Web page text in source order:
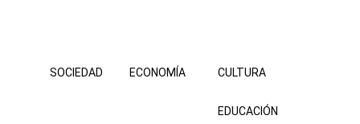
SOCIEDAD ECONOMÍA CULTURA
EDUCACIÓN